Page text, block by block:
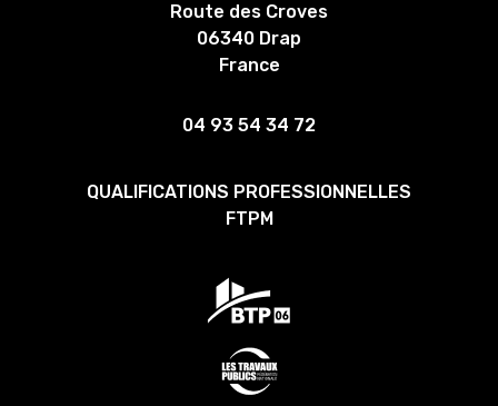
Route des Croves
06340 Drap
France
04 93 54 34 72
QUALIFICATIONS PROFESSIONNELLES
FTPM